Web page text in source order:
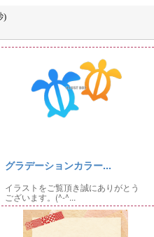
)
グラデーションカラー...
イラストをご覧頂き誠にありがとう
ございます。(^-^...